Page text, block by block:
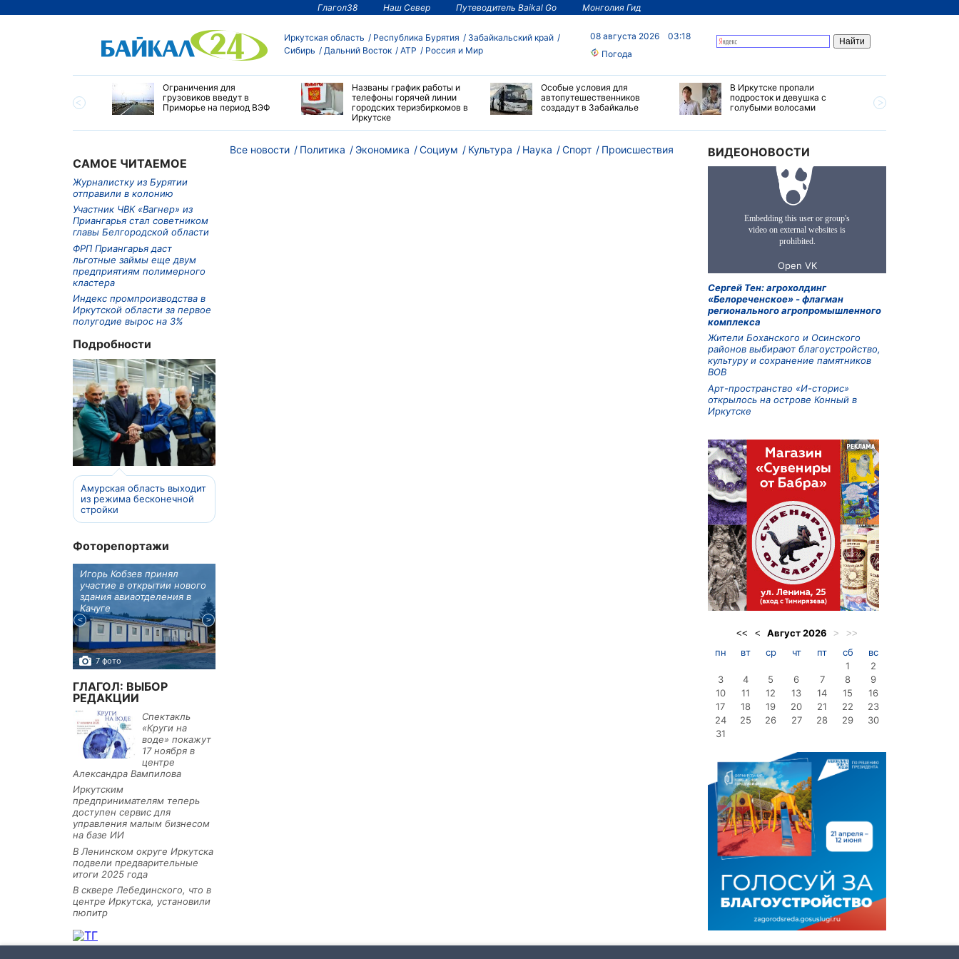
Глагол38 Наш Север Путеводитель Baikal Go Монголия Гид
Иркутская область Республика Бурятия
Забайкальский край
Сибирь
Дальний Восток АТР Россия и Мир
08 августа 2026
03:18
Погода
по управлению
Ограничения для
грузовиков введут в
Приморье на период ВЭФ
Названы график работы и
телефоны горячей линии
городских теризбиркомов в
Иркутске
Особые условия для
автопутешественников
создадут в Забайкалье
В Иркутске пропали
подросток и девушка с
голубыми волосами
САМОЕ ЧИТАЕМОЕ
Журналистку из Бурятии
отправили в колонию
Участник ЧВК «Вагнер» из
Приангарья стал советником
главы Белгородской области
ФРП Приангарья даст
льготные займы еще двум
предприятиям полимерного
кластера
Индекс промпроизводства в
Иркутской области за первое
полугодие вырос на 3%
Подробности
Амурская область выходит
из режима бесконечной
стройки
Фоторепортажи
Игорь Кобзев принял
участие в открытии нового
здания авиаотделения в
Качуге
7 фото
ГЛАГОЛ: ВЫБОР
РЕДАКЦИИ
Спектакль
«Круги на
воде» покажут
17 ноября в
центре
Александра Вампилова
Иркутским
предпринимателям теперь
доступен сервис для
управления малым бизнесом
на базе ИИ
В Ленинском округе Иркутска
подвели предварительные
итоги 2025 года
В сквере Лебединского, что в
центре Иркутска, установили
пюпитр
Все новости Политика Экономика Социум Культура Наука Спорт Происшествия ВИДЕОНОВОСТИ
Сергей Тен: агрохолдинг
«Белореченское» - флагман
регионального агропромышленного
комплекса
Жители Боханского и Осинского
районов выбирают благоустройство,
культуру и сохранение памятников
ВОВ
Арт-пространство «И-сторис»
открылось на острове Конный в
Иркутске
<< < Август2026 > >>
пн вт ср чт пт сб
вс
1
2
3
4 5 6 7 8
9
10
11 12 13 14 15
16
17
18 19 20 21 22
23
24
25 26 27 28 29
30
31